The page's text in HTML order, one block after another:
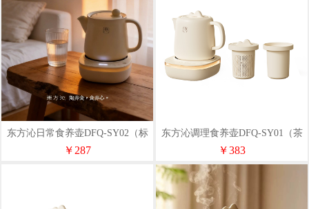
东方沁日常食养壶DFQ-SY02（标
准款）
￥287
东方沁调理食养壶DFQ-SY01（茶
漏+炖盅款）
￥383